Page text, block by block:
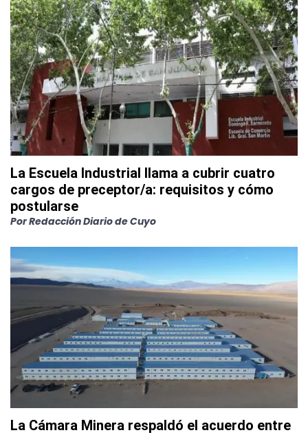
La Escuela Industrial llama a cubrir cuatro
cargos de preceptor/a: requisitos y cómo
postularse
PorRedacción Diario de Cuyo
La Cámara Minera respaldó el acuerdo entre